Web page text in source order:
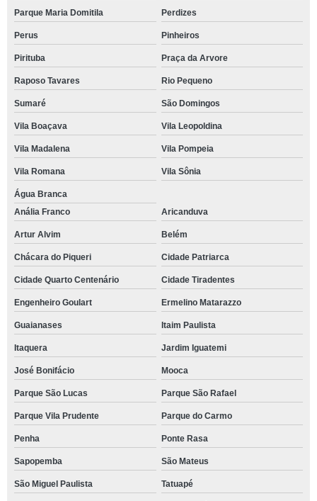
Parque Maria Domitila Perdizes
Perus Pinheiros
Pirituba Praça da Arvore
Raposo Tavares Rio Pequeno
Sumaré São Domingos
Vila Boaçava Vila Leopoldina
Vila Madalena Vila Pompeia
Vila Romana Vila Sônia
Água Branca
Anália Franco
Aricanduva
Artur Alvim Belém
Chácara do Piqueri Cidade Patriarca
Cidade Quarto Centenário Cidade Tiradentes
Engenheiro Goulart Ermelino Matarazzo
Guaianases Itaim Paulista
Itaquera Jardim Iguatemi
José Bonifácio Mooca
Parque São Lucas Parque São Rafael
Parque Vila Prudente Parque do Carmo
Penha Ponte Rasa
Sapopemba São Mateus
São Miguel Paulista Tatuapé